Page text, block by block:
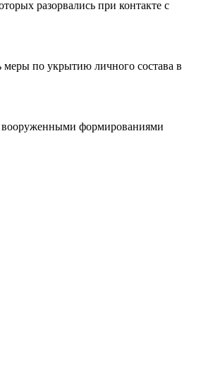
разорвались при контакте с
меры по укрытию личного состава в
вооруженными формированиями